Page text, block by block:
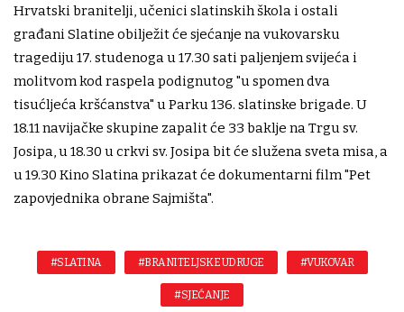
Hrvatski branitelji, učenici slatinskih škola i ostali
građani Slatine obilježit će sjećanje na vukovarsku
tragediju 17. studenoga u 17.30 sati paljenjem svijeća i
molitvom kod raspela podignutog "u spomen dva
tisućljeća kršćanstva" u Parku 136. slatinske brigade. U
18.11 navijačke skupine zapalit će 33 baklje na Trgu sv.
Josipa, u 18.30 u crkvi sv. Josipa bit će služena sveta misa, a
u 19.30 Kino Slatina prikazat će dokumentarni film "Pet
zapovjednika obrane Sajmišta".
#SLATINA #BRANITELJSKE UDRUGE #VUKOVAR
#SJEĆANJE